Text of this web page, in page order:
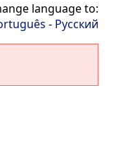
language to:
- Русский